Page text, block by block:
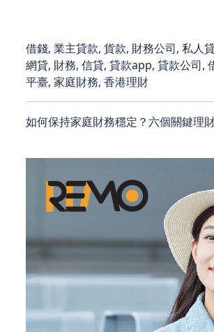
借錢, 業主貸款, 貨款, 財務公司, 私人
網貸, 財務, 信貸, 貸款app, 貸款公司,
平臺, 家庭財務, 香港理財
如何保持家庭財務穩定？六個關鍵理